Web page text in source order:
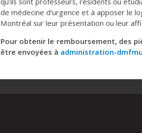
de médecine d’urgence et à apposer le
Montréal sur leur présentation ou leur
Pour obtenir le remboursement, des
être envoyées à administration-